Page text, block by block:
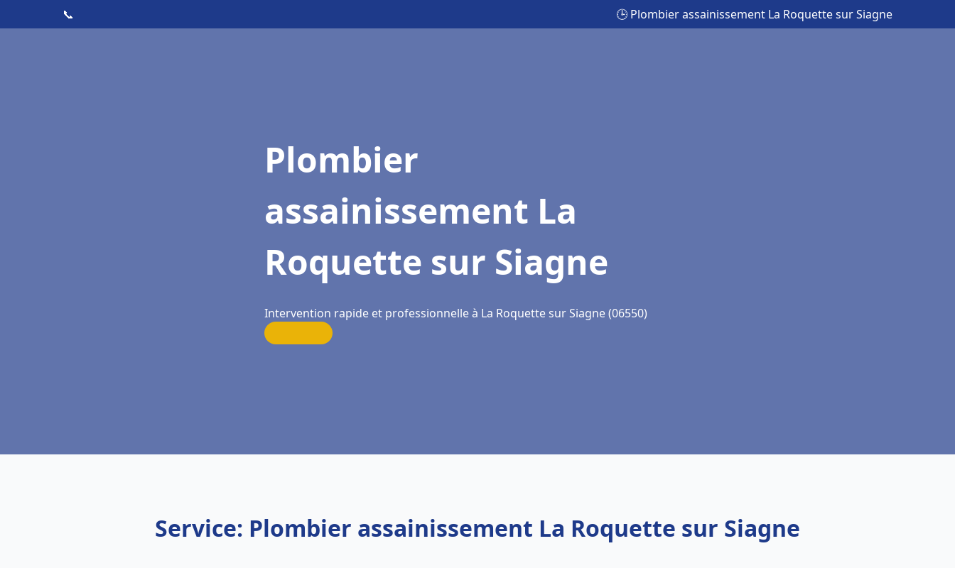
📞 🕒 Plombier assainissement La Roquette sur Siagne
Plombier
assainissement La
Roquette sur Siagne
Intervention rapide et professionnelle à La Roquette sur Siagne (06550)
Service: Plombier assainissement La Roquette sur Siagne